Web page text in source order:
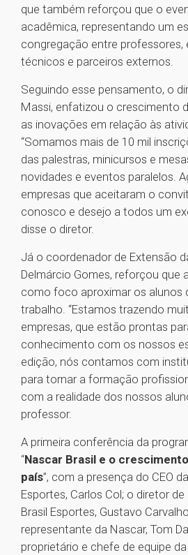
que também reforçou que o
acadêmica, representando um
congregação entre professores,
técnicos e parceiros externos.
Seguindo esse pensamento, o
Massi, enfatizou o crescimento
as inovações em relação às
“Somamos mais de 10 mil
das palestras, minicursos e
novidades e eventos paralelos.
empresas que aceitaram o
conosco e desejo a todos um
disse o diretor.
Já o coordenador de Extensão
Delmárcio Gomes, reforçou que
como foco aproximar os alunos
trabalho. “Estamos trazendo
empresas, que estão prontas
conhecimento com os nossos
edição, nós contamos com
para tornar a formação
com a realidade dos nossos
professor.
A primeira conferência da
“Nascar Brasil e o
país”, com a presença do CEO
Esportes, Carlos Col; o diretor
Brasil Esportes, Gustavo
representante da Nascar, Tom
proprietário e chefe de equipe